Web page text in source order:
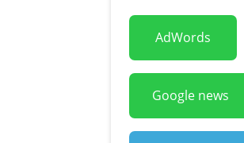
AdWords
Google news